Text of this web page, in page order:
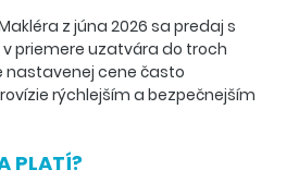
z júna 2026 sa predaj s
priemere uzatvára do troch
nastavenej cene často
rýchlejším a bezpečnejším
PLATÍ?